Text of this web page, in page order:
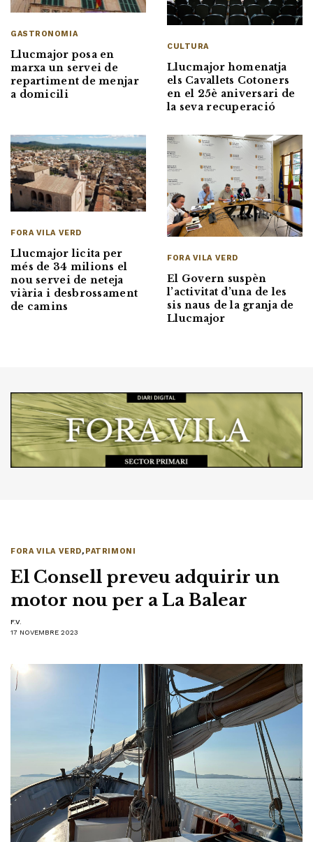
GASTRONOMIA
Llucmajor posa en
marxa un servei de
repartiment de menjar
a domicili
CULTURA
Llucmajor homenatja
els Cavallets Cotoners
en el 25è aniversari de
la seva recuperació
FORA VILA VERD
Llucmajor licita per
més de 34 milions el
nou servei de neteja
viària i desbrossament
de camins
FORA VILA VERD
El Govern suspèn
l’activitat d’una de les
sis naus de la granja de
Llucmajor
FORA VILA VERD, PATRIMONI
El Consell preveu adquirir un
motor nou per a La Balear
F.V.
17 NOVEMBRE 2023